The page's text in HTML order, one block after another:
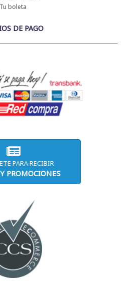
Tu boleta
DE PAGO
PARA RECIBIR
PROMOCIONES